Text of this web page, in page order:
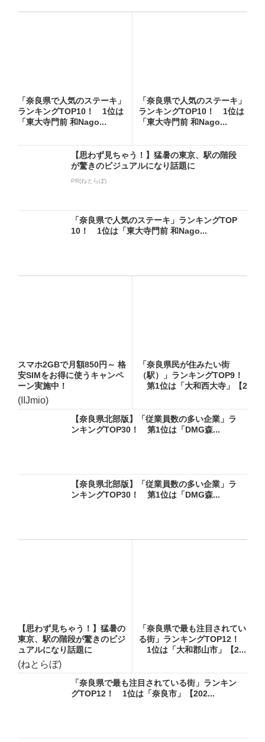
「奈良県で人気のステーキ」
ランキングTOP10！ 1位は
「東大寺門前 和Nago...
「奈良県で人気のステーキ」
ランキングTOP10！ 1位は
「東大寺門前 和Nago...
【思わず見ちゃう！】猛暑の東京、駅の階段
が驚きのビジュアルになり話題に
PR(ねとらぼ)
「奈良県で人気のステーキ」ランキングTOP
10！ 1位は「東大寺門前 和Nago...
スマホ2GBで月額850円～ 格
安SIMをお得に使うキャンペ
ーン実施中！
(IIJmio)
「奈良県民が住みたい街
（駅）」ランキングTOP9！
第1位は「大和西大寺」【2
【奈良県北部版】「従業員数の多い企業」ラ
ンキングTOP30！ 第1位は「DMG森...
【奈良県北部版】「従業員数の多い企業」ラ
ンキングTOP30！ 第1位は「DMG森...
【思わず見ちゃう！】猛暑の
東京、駅の階段が驚きのビジ
ュアルになり話題に
(ねとらぼ)
「奈良県で最も注目されてい
る街」ランキングTOP12！
1位は「大和郡山市」【2...
「奈良県で最も注目されている街」ランキン
グTOP12！ 1位は「奈良市」【202...